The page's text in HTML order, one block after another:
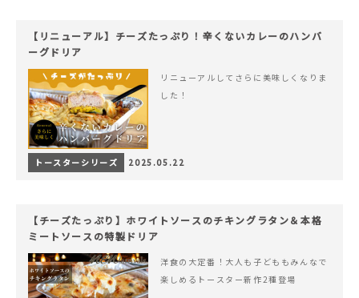
【リニューアル】チーズたっぷり！辛くないカレーのハンバ
ーグドリア
リニューアルしてさらに美味しくなりま
した！
トースターシリーズ 2025.05.22
【チーズたっぷり】ホワイトソースのチキングラタン＆本格
ミートソースの特製ドリア
洋食の大定番！大人も子どももみんなで
楽しめるトースター新作2種登場